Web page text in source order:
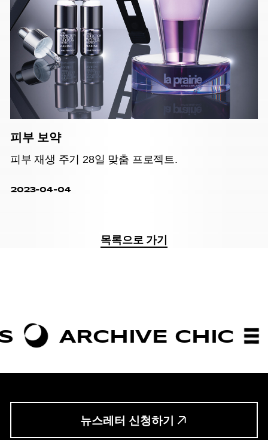
피부 보약
피부 재생 주기 28일 맞춤 프로젝트.
2023-04-04
목록으로 가기
ARCHIVE CHIC
뉴스레터 신청하기